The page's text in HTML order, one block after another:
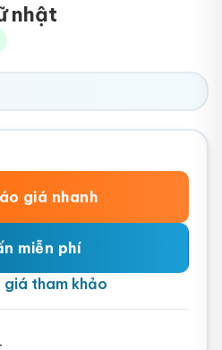
nhật
giá nhanh
miễn phí
giá tham khảo